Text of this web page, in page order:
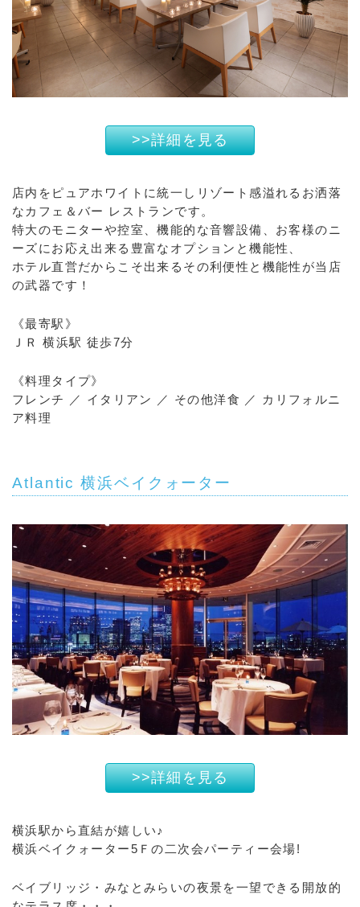
>>詳細を見る
店内をピュアホワイトに統一しリゾート感溢れるお洒落
なカフェ＆バー レストランです。
特大のモニターや控室、機能的な音響設備、お客様のニ
ーズにお応え出来る豊富なオプションと機能性、
ホテル直営だからこそ出来るその利便性と機能性が当店
の武器です！
《最寄駅》
ＪＲ 横浜駅 徒歩7分
《料理タイプ》
フレンチ ／ イタリアン ／ その他洋食 ／ カリフォルニ
ア料理
Atlantic 横浜ベイクォーター
>>詳細を見る
横浜駅から直結が嬉しい♪
横浜ベイクォーター5Ｆの二次会パーティー会場!
ベイブリッジ・みなとみらいの夜景を一望できる開放的